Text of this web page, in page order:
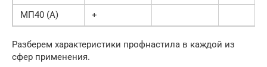
МП40 (А)
+
Разберем характеристики профнастила в каждой из
сфер применения.